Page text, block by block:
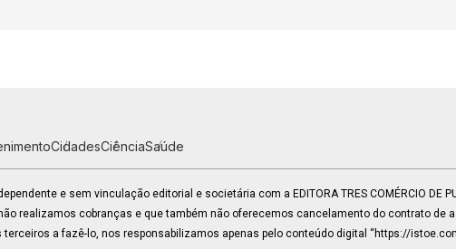
CidadesCiênciaSaúde
e sem vinculação editorial e societária com a EDITORA TRES COMÉRCIO DE
realizamos cobranças e que também não oferecemos cancelamento do contrato de
a fazê-lo, nos responsabilizamos apenas pelo conteúdo digital “https://